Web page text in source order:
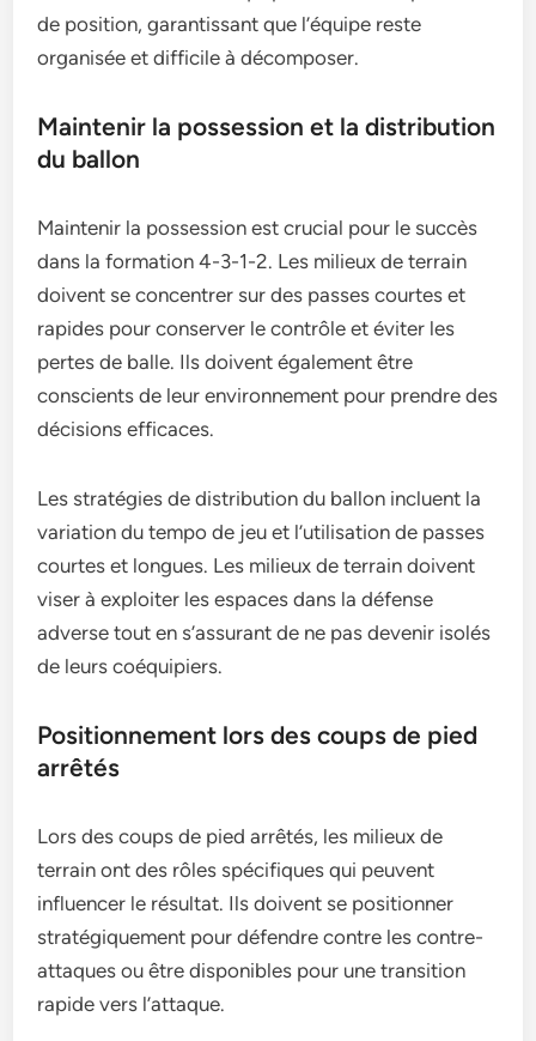
de position, garantissant que l’équipe reste
organisée et difficile à décomposer.
Maintenir la possession et la distribution
du ballon
Maintenir la possession est crucial pour le succès
dans la formation 4-3-1-2. Les milieux de terrain
doivent se concentrer sur des passes courtes et
rapides pour conserver le contrôle et éviter les
pertes de balle. Ils doivent également être
conscients de leur environnement pour prendre des
décisions efficaces.
Les stratégies de distribution du ballon incluent la
variation du tempo de jeu et l’utilisation de passes
courtes et longues. Les milieux de terrain doivent
viser à exploiter les espaces dans la défense
adverse tout en s’assurant de ne pas devenir isolés
de leurs coéquipiers.
Positionnement lors des coups de pied
arrêtés
Lors des coups de pied arrêtés, les milieux de
terrain ont des rôles spécifiques qui peuvent
influencer le résultat. Ils doivent se positionner
stratégiquement pour défendre contre les contre-
attaques ou être disponibles pour une transition
rapide vers l’attaque.